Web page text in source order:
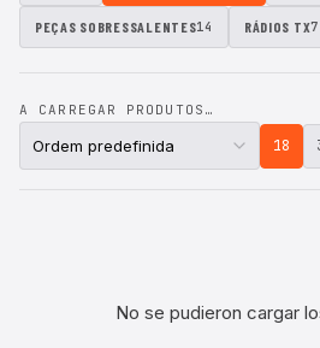
PEÇAS SOBRESSALENTES14 RÁDIOS TX7
A CARREGAR PRODUTOS…
18
No se pudieron cargar